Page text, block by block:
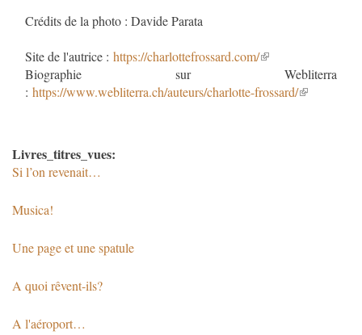
Crédits de la photo : Davide Parata
Site de l'autrice : https://charlottefrossard.com/
Biographie sur Webliterra
: https://www.webliterra.ch/auteurs/charlotte-frossard/
Livres_titres_vues:
Si l’on revenait…
Musica!
Une page et une spatule
A quoi rêvent-ils?
A l'aéroport…